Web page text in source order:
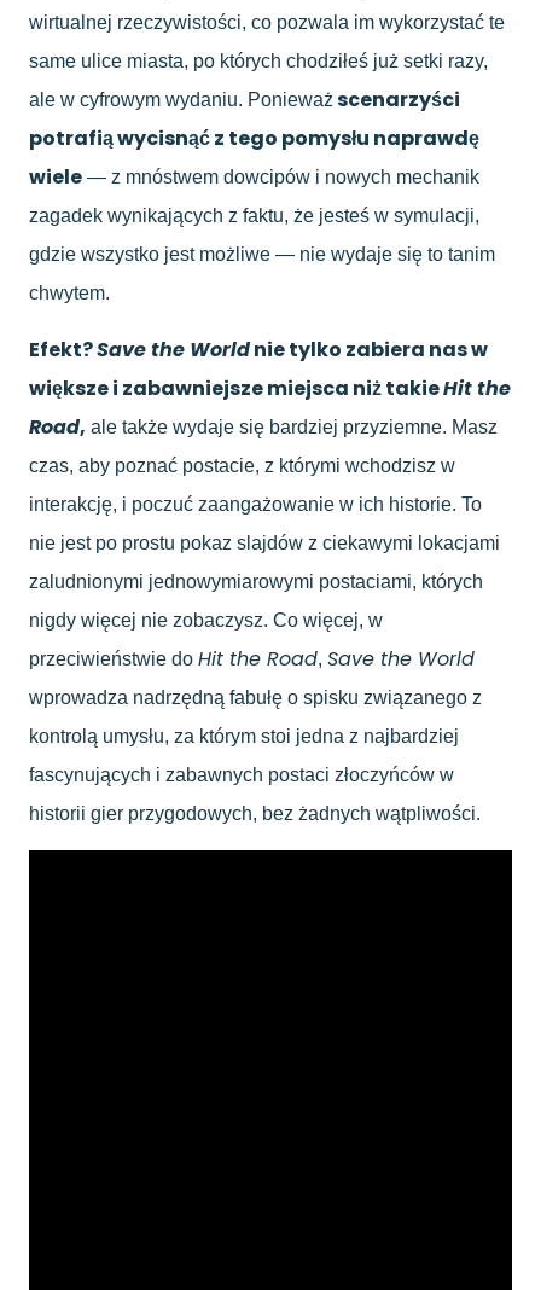
wirtualnej rzeczywistości, co pozwala im wykorzystać te
same ulice miasta, po których chodziłeś już setki razy,
ale w cyfrowym wydaniu. Ponieważ scenarzyści
potrafią wycisnąć z tego pomysłu naprawdę
wiele — z mnóstwem dowcipów i nowych mechanik
zagadek wynikających z faktu, że jesteś w symulacji,
gdzie wszystko jest możliwe — nie wydaje się to tanim
chwytem.
Efekt?Save the Worldnie tylko zabiera nas w
większe i zabawniejsze miejsca niż takieHit the
Road, ale także wydaje się bardziej przyziemne. Masz
czas, aby poznać postacie, z którymi wchodzisz w
interakcję, i poczuć zaangażowanie w ich historie. To
nie jest po prostu pokaz slajdów z ciekawymi lokacjami
zaludnionymi jednowymiarowymi postaciami, których
nigdy więcej nie zobaczysz. Co więcej, w
przeciwieństwie do Hit the Road, Save the World
wprowadza nadrzędną fabułę o spisku związanego z
kontrolą umysłu, za którym stoi jedna z najbardziej
fascynujących i zabawnych postaci złoczyńców w
historii gier przygodowych, bez żadnych wątpliwości.